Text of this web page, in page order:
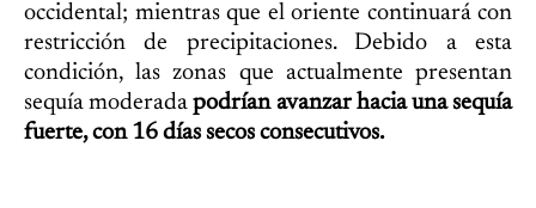
occidental; mientras que el oriente continuará con
restricción de precipitaciones. Debido a esta
condición, las zonas que actualmente presentan
sequía moderadapodrían avanzar hacia una sequía
fuerte, con 16 días secos consecutivos.